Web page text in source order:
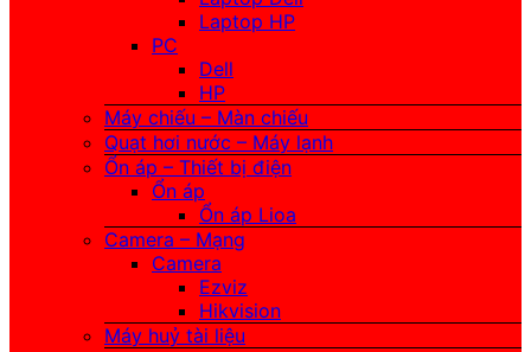
Laptop HP
PC
Dell
HP
Máy chiếu – Màn chiếu
Quạt hơi nước – Máy lạnh
Ổn áp – Thiết bị điện
Ổn áp
Ổn áp Lioa
Camera – Mạng
Camera
Ezviz
Hikvision
Máy huỷ tài liệu